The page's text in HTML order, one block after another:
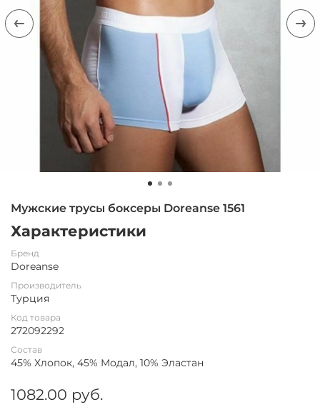
Мужские трусы боксеры Doreanse 1561
Характеристики
Бренд
Doreanse
Производитель
Турция
Код товара
272092292
Состав
45% Хлопок, 45% Модал, 10% Эластан
1082.00 руб.